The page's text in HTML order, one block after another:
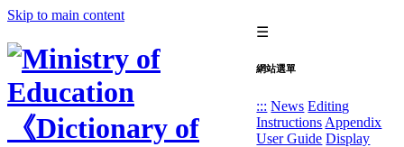
Skip to main content
☰
網站選單
::: News Editing
Instructions Appendix
User Guide Display